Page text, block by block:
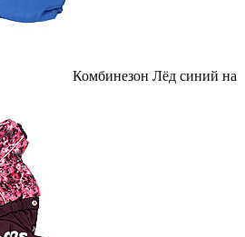
Комбинезон Лёд синий на